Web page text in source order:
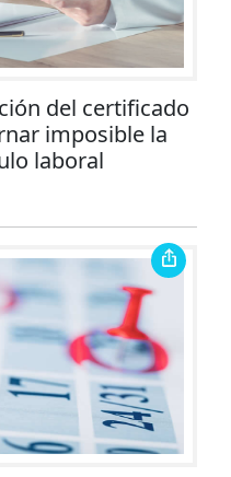
del certificado
imposible la
laboral